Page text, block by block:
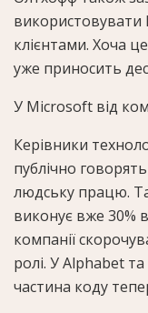
використовувати
клієнтами. Хоча
уже приносить
У Microsoft від
Керівники
публічно
людську працю.
виконує вже 30%
компанії
ролі. У Alphabet
частина коду